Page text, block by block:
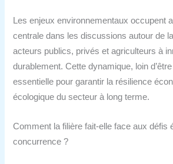
Les enjeux environnementaux occupent
centrale dans les discussions autour de
acteurs publics, privés et agriculteurs à
durablement. Cette dynamique, loin
essentielle pour garantir la résilience
écologique du secteur à long terme.
Comment la filière fait-elle face aux défis
concurrence ?